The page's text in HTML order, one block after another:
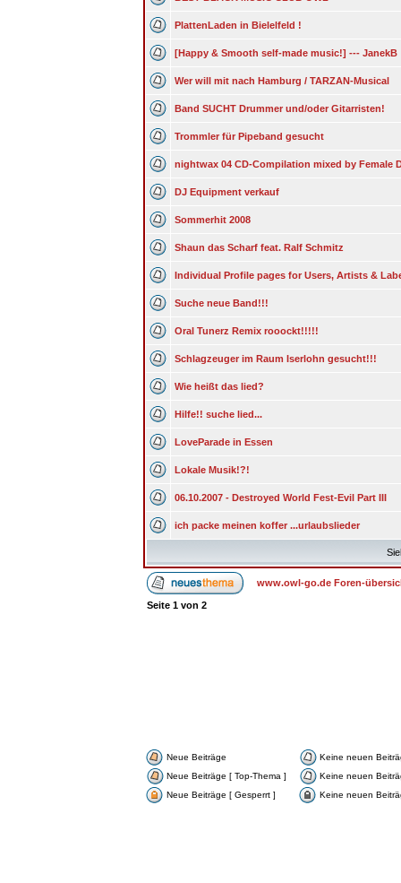
PlattenLaden in Bielelfeld !
[Happy & Smooth self-made music!] --- JanekB
Wer will mit nach Hamburg / TARZAN-Musical
Band SUCHT Drummer und/oder Gitarristen!
Trommler für Pipeband gesucht
nightwax 04 CD-Compilation mixed by Female
DJ Equipment verkauf
Sommerhit 2008
Shaun das Scharf feat. Ralf Schmitz
Individual Profile pages for Users, Artists &
Suche neue Band!!!
Oral Tunerz Remix rooockt!!!!!
Schlagzeuger im Raum Iserlohn gesucht!!!
Wie heißt das lied?
Hilfe!! suche lied...
LoveParade in Essen
Lokale Musik!?!
06.10.2007 - Destroyed World Fest-Evil Part III
ich packe meinen koffer ...urlaubslieder
www.owl-go.de Foren-
Seite 1 von 2
Neue Beiträge
Keine neuen
Neue Beiträge [ Top-Thema ]
Keine neuen
Neue Beiträge [ Gesperrt ]
Keine neuen